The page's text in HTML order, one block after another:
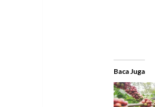
Baca Juga